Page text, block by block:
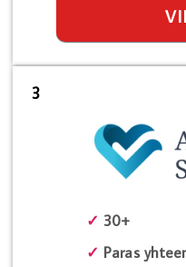
3
✓ 30+
✓ Paras